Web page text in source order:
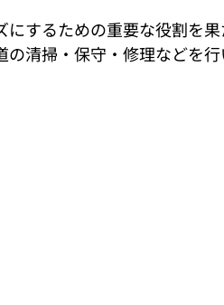
するための重要な役割を
清掃・保守・修理などを行